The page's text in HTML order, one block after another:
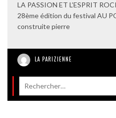
LA PASSION ET L’ESPRIT
28ème édition du festival AU
construite pierre
LA PARIZIENNE